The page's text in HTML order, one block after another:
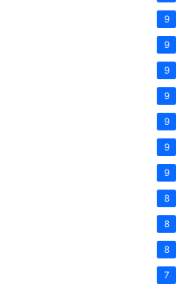
9
9
9
9
9
9
9
8
8
8
7